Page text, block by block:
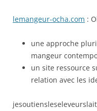
lemangeur-ocha.com :
une approche
mangeur
un site ressource
relation avec les